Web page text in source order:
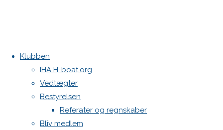
Klubben
IHA H-boat.org
Vedtægter
Bestyrelsen
Referater og regnskaber
Bliv medlem
Home
Begivenhed
Bådsstævne
« Alle Begivenheder